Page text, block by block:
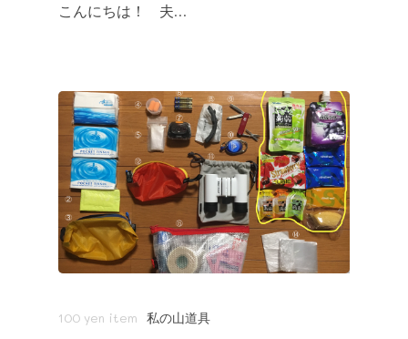
こんにちは！ 夫…
100 yen item 私の山道具